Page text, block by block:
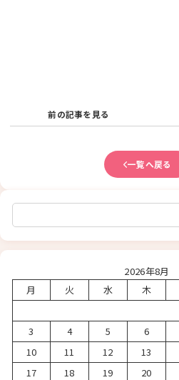
前の記事を見る
一覧へ戻る
検索
2026年8月
月
火 水 木
3
4 5 6
10
11 12 13
17
18 19 20